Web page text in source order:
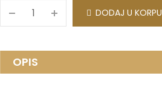
DODAJ U KORPU
OPIS